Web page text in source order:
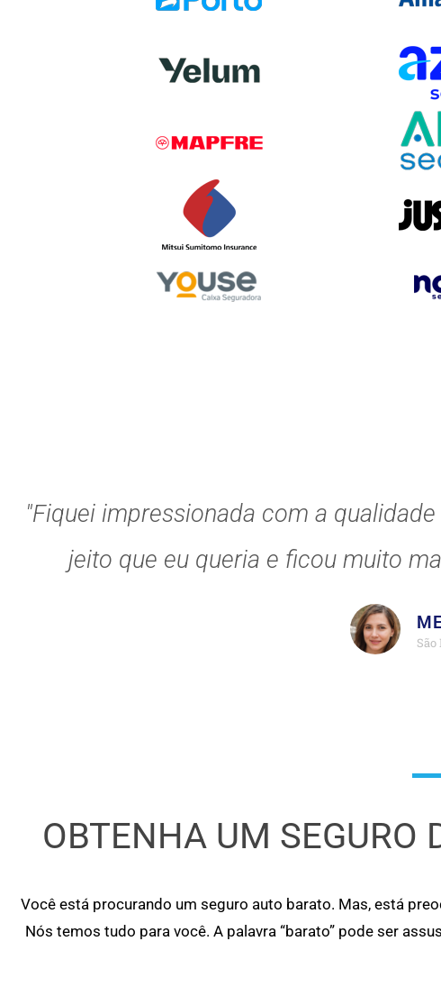
"Fiquei impressionada com a
jeito que eu queria e ficou muito
São
OBTENHA UM SEGURO
Você está procurando um seguro auto barato. Mas, está
Nós temos tudo para você. A palavra “barato” pode ser